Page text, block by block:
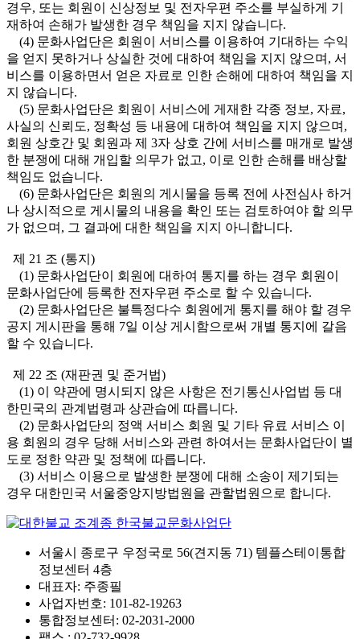
경우, 또는 회원이 신상정보 및 전자우편 주소를 부실하게 기
재하여 손해가 발생한 경우 책임을 지지 않습니다.
(4) 문화사업단은 회원이 서비스를 이용하여 기대하는 수익
을 얻지 못하거나 상실한 것에 대하여 책임을 지지 않으며, 서
비스를 이용하면서 얻은 자료로 인한 손해에 대하여 책임을 지
지 않습니다.
(5) 문화사업단은 회원이 서비스에 게재한 각종 정보, 자료,
사실의 신뢰도, 정확성 등 내용에 대하여 책임을 지지 않으며,
회원 상호간 및 회원과 제 3자 상호 간에 서비스를 매개로 발생
한 분쟁에 대해 개입할 의무가 없고, 이로 인한 손해를 배상할
책임도 없습니다.
(6) 문화사업단은 회원의 게시물을 등록 전에 사전심사 하거
나 상시적으로 게시물의 내용을 확인 또는 검토하여야 할 의무
가 없으며, 그 결과에 대한 책임을 지지 아니합니다.
제 21 조 (통지)
(1) 문화사업단이 회원에 대하여 통지를 하는 경우 회원이
문화사업단에 등록한 전자우편 주소로 할 수 있습니다.
(2) 문화사업단은 불특정다수 회원에게 통지를 해야 할 경우
공지 게시판을 통해 7일 이상 게시함으로써 개별 통지에 갈음
할 수 있습니다.
제 22 조 (재판권 및 준거법)
(1) 이 약관에 명시되지 않은 사항은 전기통신사업법 등 대
한민국의 관계법령과 상관습에 따릅니다.
(2) 문화사업단의 정액 서비스 회원 및 기타 유료 서비스 이
용 회원의 경우 당해 서비스와 관련 하여서는 문화사업단이 별
도로 정한 약관 및 정책에 따릅니다.
(3) 서비스 이용으로 발생한 분쟁에 대해 소송이 제기되는
경우 대한민국 서울중앙지방법원을 관할법원으로 합니다.
서울시 종로구 우정국로 56(견지동 71) 템플스테이통합
정보센터 4층
대표자: 주종필
사업자번호: 101-82-19263
통합정보센터: 02-2031-2000